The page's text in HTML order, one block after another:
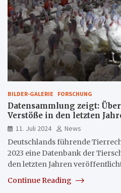
BILDER-GALERIE FORSCHUNG
Datensammlung zeigt:
Verstöße in den letzten
11. Juli 2024
News
Deutschlands führende
2023 eine Datenbank der
den letzten Jahren
Continue Reading